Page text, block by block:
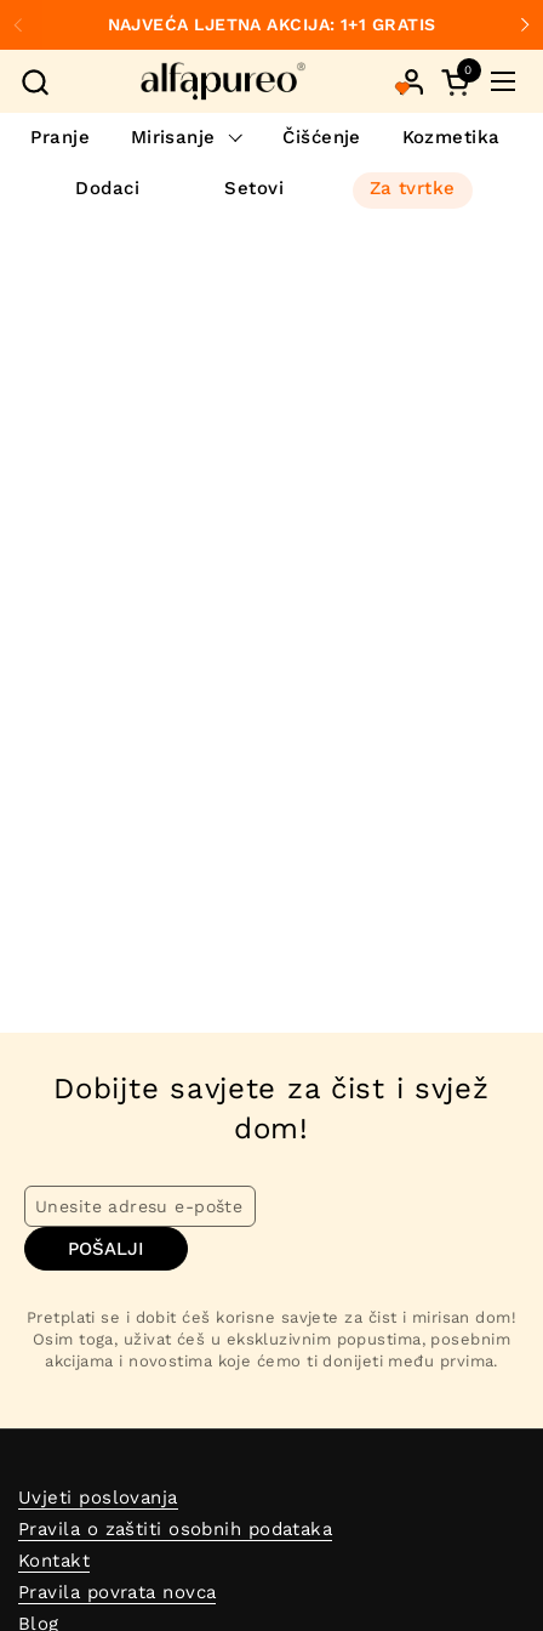
Preskoči na sadržaj
Prethodno
NAJVEĆA LJETNA AKCIJA: 1+1 GRATIS
Otvori
0
Pranje Mirisanje Čišćenje Kozmetika
Dodaci Setovi Za tvrtke
Dobijte savjete za čist i svjež
dom!
POŠALJI
Pretplati se i dobit ćeš korisne savjete za čist i mirisan dom!
Osim toga, uživat ćeš u ekskluzivnim popustima, posebnim
akcijama i novostima koje ćemo ti donijeti među prvima.
Uvjeti poslovanja
Pravila o zaštiti osobnih podataka
Kontakt
Pravila povrata novca
Blog